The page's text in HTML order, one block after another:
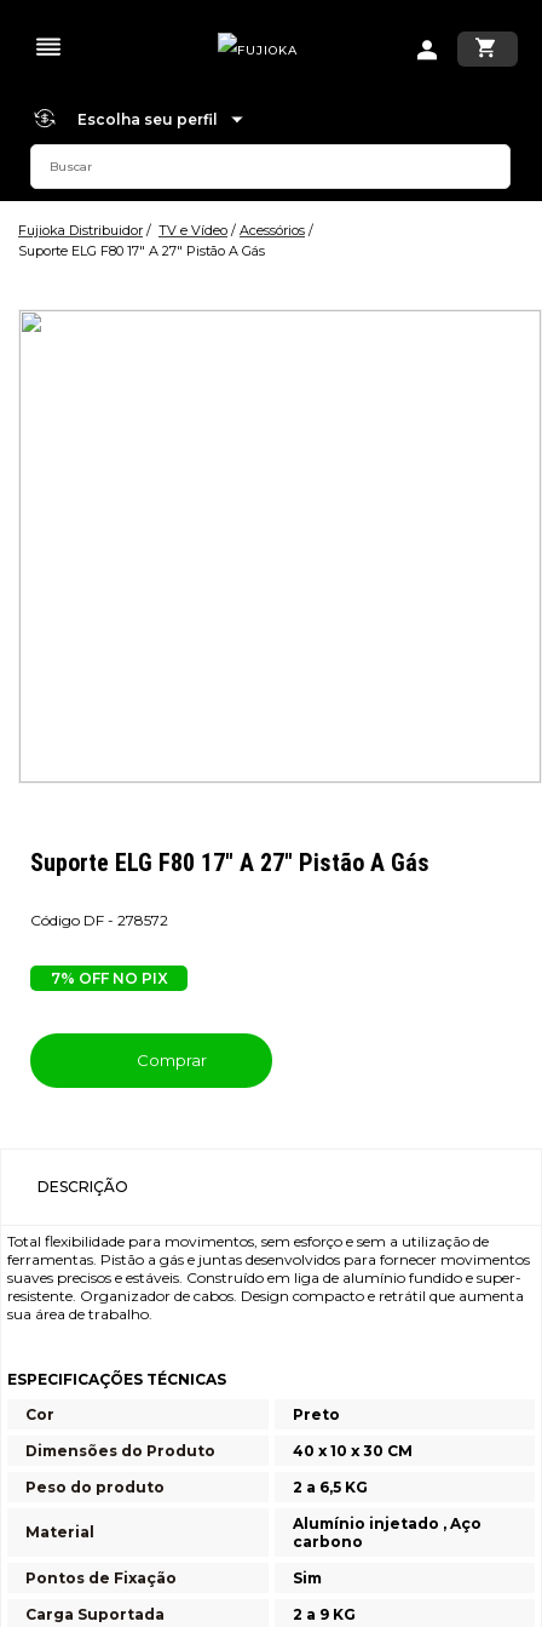
Escolha seu perfil
Fujioka Distribuidor TV e Vídeo
Acessórios
Suporte ELG F80 17" A 27" Pistão A Gás
Suporte ELG F80 17" A 27" Pistão A Gás
DF - 278572
7% OFF NO PIX
Comprar
DESCRIÇÃO
Total flexibilidade para movimentos, sem esforço e sem a utilização de
ferramentas. Pistão a gás e juntas desenvolvidos para fornecer movimentos
suaves precisos e estáveis. Construído em liga de alumínio fundido e super-
resistente. Organizador de cabos. Design compacto e retrátil que aumenta
sua área de trabalho.
ESPECIFICAÇÕES TÉCNICAS
Cor
Preto
Dimensões do Produto
40 x 10 x 30 CM
Peso do produto
2 a 6,5 KG
Material
Alumínio injetado , Aço
carbono
Pontos de Fixação
Sim
Carga Suportada
2 a 9 KG